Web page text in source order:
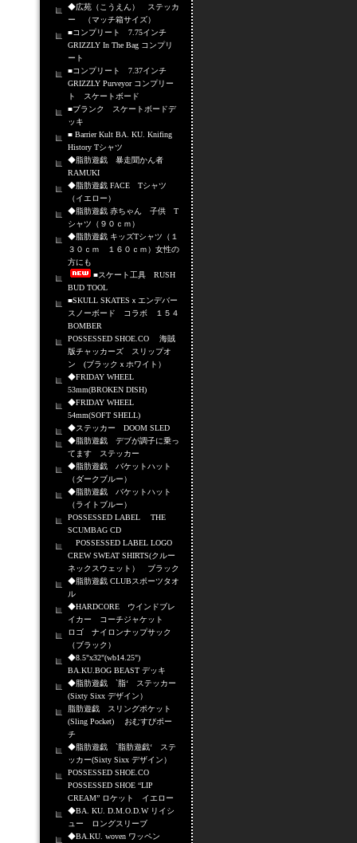
◆広苑（こうえん） ステッカ
ー （マッチ箱サイズ）
■コンプリート 7.75インチ
GRIZZLY In The Bag コンプリ
ート
■コンプリート 7.37インチ
GRIZZLY Purveyor コンプリー
ト スケートボード
■ブランク スケートボードデ
ッキ
■ Barrier Kult BA. KU. Knifing
History Tシャツ
◆脂肪遊戯 暴走聞かん者
RAMUKI
◆脂肪遊戯 FACE Tシャツ
（イエロー）
◆脂肪遊戯 赤ちゃん 子供 T
シャツ（９０ｃｍ）
◆脂肪遊戯 キッズTシャツ（１
３０ｃｍ １６０ｃｍ）女性の
方にも
■スケート工具 RUSH
BUD TOOL
■SKULL SKATESｘエンデバー
スノーボード コラボ １５４
BOMBER
POSSESSED SHOE.CO 海賊
版チャッカーズ スリップオ
ン (ブラックｘホワイト）
◆FRIDAY WHEEL
53mm(BROKEN DISH)
◆FRIDAY WHEEL
54mm(SOFT SHELL)
◆ステッカー DOOM SLED
◆脂肪遊戯 デブが調子に乗っ
てます ステッカー
◆脂肪遊戯 バケットハット
（ダークブルー）
◆脂肪遊戯 バケットハット
（ライトブルー）
POSSESSED LABEL THE
SCUMBAG CD
POSSESSED LABEL LOGO
CREW SWEAT SHIRTS(クルー
ネックスウェット） ブラック
◆脂肪遊戯 CLUBスポーツタオ
ル
◆HARDCORE ウインドブレ
イカー コーチジャケット
ロゴ ナイロンナップサック
（ブラック）
◆8.5"x32"(wb14.25")
BA.KU.BOG BEAST デッキ
◆脂肪遊戯 `脂‘ ステッカー
(Sixty Sixx デザイン）
脂肪遊戯 スリングポケット
(Sling Pocket) おむすびポー
チ
◆脂肪遊戯 `脂肪遊戯‘ ステ
ッカー(Sixty Sixx デザイン）
POSSESSED SHOE.CO
POSSESSED SHOE “LIP
CREAM” ロケット イエロー
◆BA. KU. D.M.O.D.W リイシ
ュー ロングスリーブ
◆BA.KU. woven ワッペン